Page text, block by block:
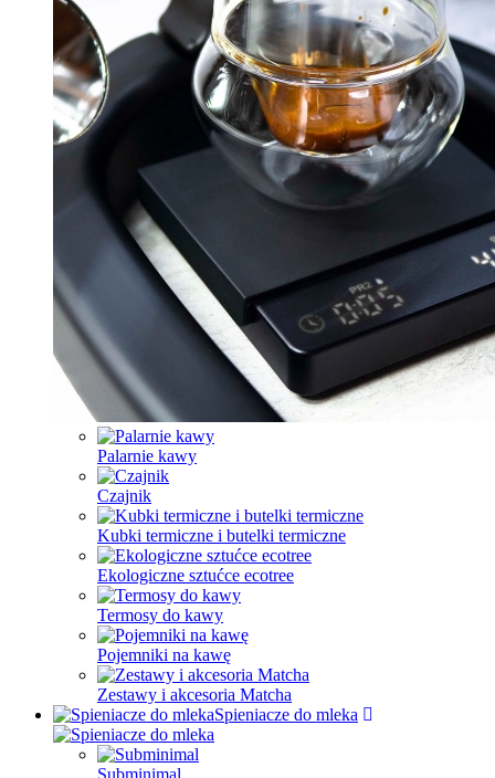
Palarnie kawy
Czajnik
Kubki termiczne i butelki termiczne
Ekologiczne sztućce ecotree
Termosy do kawy
Pojemniki na kawę
Zestawy i akcesoria Matcha
Spieniacze do mleka
Subminimal